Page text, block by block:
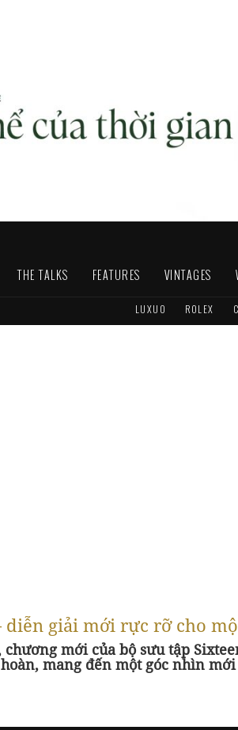
THE TALKS FEATURES VINTAGES
LUXUO ROLEX
diễn giải mới rực rỡ cho
mới của bộ sưu tập
mang đến một góc nhìn mới